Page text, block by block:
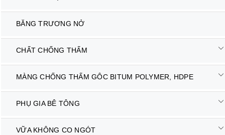
BĂNG TRƯƠNG NỞ
CHẤT CHỐNG THẤM
MÀNG CHỐNG THẤM GÔC BITUM POLYMER, HDPE
PHỤ GIA BÊ TÔNG
VỮA KHÔNG CO NGÓT